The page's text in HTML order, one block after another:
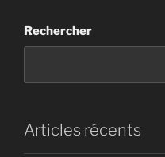
Rechercher
Articles récents